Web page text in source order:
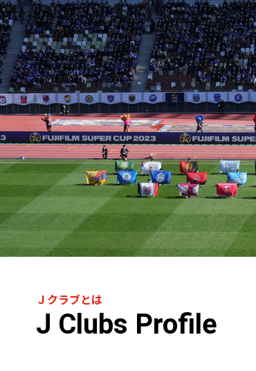
Ｊクラブとは
J Clubs Profile